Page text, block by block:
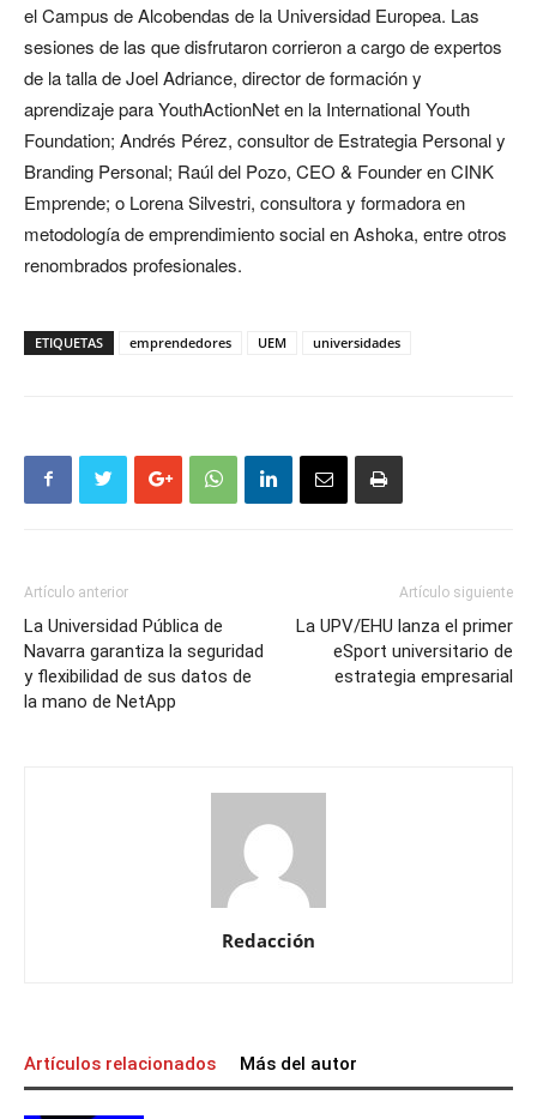
el Campus de Alcobendas de la Universidad Europea. Las
sesiones de las que disfrutaron corrieron a cargo de expertos
de la talla de Joel Adriance, director de formación y
aprendizaje para YouthActionNet en la International Youth
Foundation; Andrés Pérez, consultor de Estrategia Personal y
Branding Personal; Raúl del Pozo, CEO & Founder en CINK
Emprende; o Lorena Silvestri, consultora y formadora en
metodología de emprendimiento social en Ashoka, entre otros
renombrados profesionales.
ETIQUETAS emprendedores UEM universidades
Artículo anterior
La Universidad Pública de
Navarra garantiza la seguridad
y flexibilidad de sus datos de
la mano de NetApp
Artículo siguiente
La UPV/EHU lanza el primer
eSport universitario de
estrategia empresarial
Redacción
Artículos relacionados Más del autor